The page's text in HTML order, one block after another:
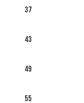
37
43
49
55